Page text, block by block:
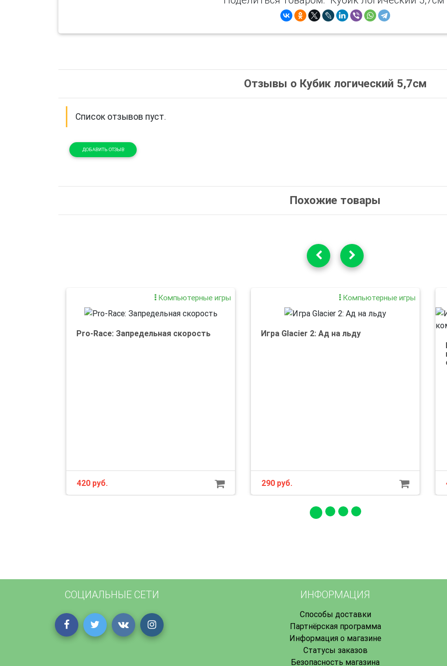
Отзывы о Кубик логический 5,7см
Список отзывов пуст.
ДОБАВИТЬ ОТЗЫВ
Похожие товары
Компьютерные игры
Pro-Race: Запредельная скорость
420 руб.
Компьютерные игры
Игра Glacier 2: Ад на льду
290 руб.
СОЦИАЛЬНЫЕ СЕТИ ИНФОРМАЦИЯ
Способы доставки
Партнёрская программа
Информация о магазине
Статусы заказов
Безопасность магазина